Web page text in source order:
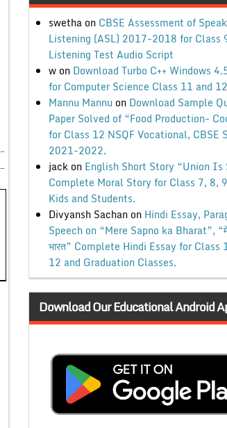
swethaon CBSE Assessment of
Listening (ASL) 2017-2018 for Class
Listening Test Audio Script
won Download Turbo C++ Windows
for Computer Science Class 11 and
Mannu Mannu on Download Sample
Paper Solved of “Food Production-
for Class 12 NSQF Vocational, CBSE
2021-2022.
jackon English Short Story “Union Is
Complete Moral Story for Class 7, 8,
Kids and Students.
Divyansh Sachanon Hindi Essay,
Speech on “Mere Sapno ka Bharat”,
भारत” Complete Hindi Essay for Class
12 and Graduation Classes.
Download Our Educational Android